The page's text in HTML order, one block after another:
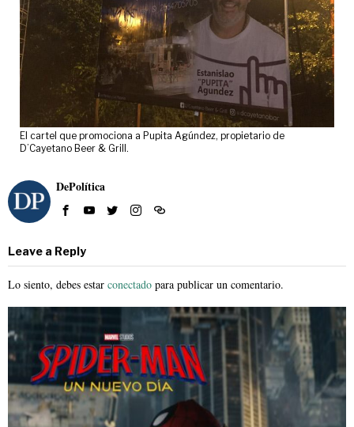
El cartel que promociona a Pupita Agúndez, propietario de
D’Cayetano Beer & Grill.
DePolítica
Leave a Reply
Lo siento, debes estar conectado para publicar un comentario.